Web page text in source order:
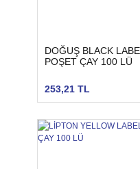
DOĞUŞ BLACK
POŞET ÇAY 100 LÜ
253,21 TL